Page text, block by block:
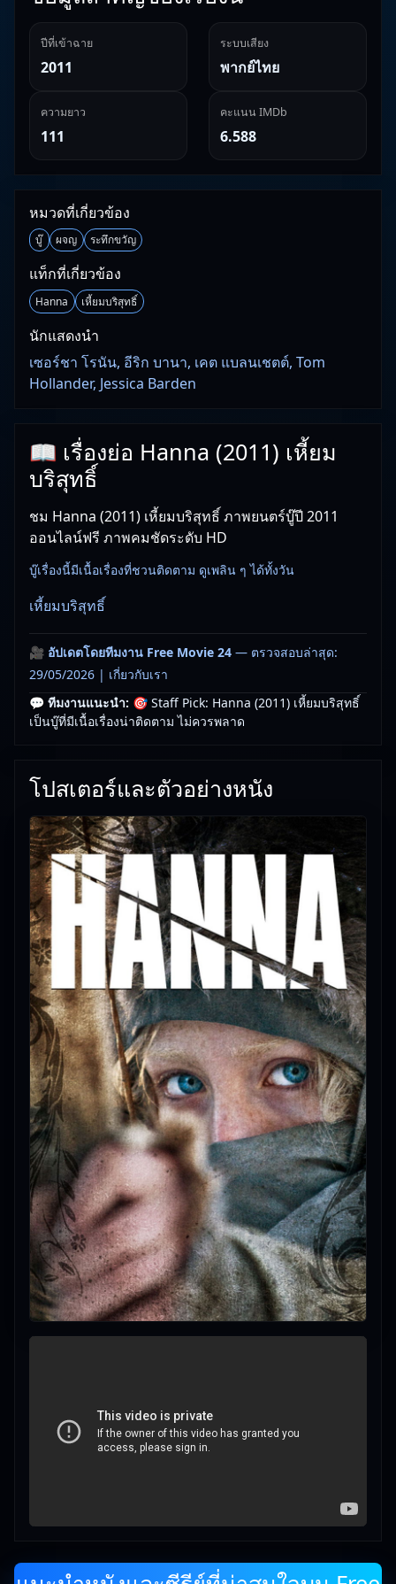
ปีที่เข้าฉาย
2011
ระบบเสียง
พากย์ไทย
ความยาว
111
คะแนน IMDb
6.588
หมวดที่เกี่ยวข้อง
บู๊ ผจญ ระทึกขวัญ
แท็กที่เกี่ยวข้อง
Hanna เหี้ยมบริสุทธิ์
นักแสดงนำ
เซอร์ชา โรนัน, อีริก บานา, เคต แบลนเชตต์, Tom
Hollander, Jessica Barden
📖 เรื่องย่อ Hanna (2011) เหี้ยม
บริสุทธิ์
ชม Hanna (2011) เหี้ยมบริสุทธิ์ ภาพยนตร์บู๊ปี 2011
ออนไลน์ฟรี ภาพคมชัดระดับ HD
บู๊เรื่องนี้มีเนื้อเรื่องที่ชวนติดตาม ดูเพลิน ๆ ได้ทั้งวัน
เหี้ยมบริสุทธิ์
🎥 อัปเดตโดยทีมงาน Free Movie 24 — ตรวจสอบล่าสุด:
29/05/2026 | เกี่ยวกับเรา
💬 ทีมงานแนะนำ: 🎯 Staff Pick: Hanna (2011) เหี้ยมบริสุทธิ์
เป็นบู๊ที่มีเนื้อเรื่องน่าติดตาม ไม่ควรพลาด
โปสเตอร์และตัวอย่างหนัง